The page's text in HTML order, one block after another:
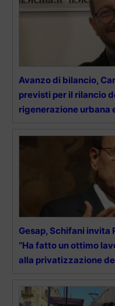
Avanzo di bilancio,
previsti per il rilancio
rigenerazione urbana
Gesap, Schifani invita
“Ha fatto un ottimo
alla privatizzazione